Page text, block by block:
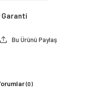
Garanti
Bu Ürünü Paylaş
(0)